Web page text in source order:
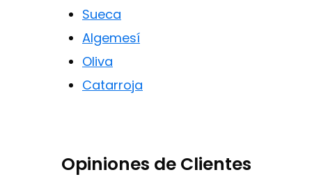
Sueca
Algemesí
Oliva
Catarroja
Opiniones de Clientes